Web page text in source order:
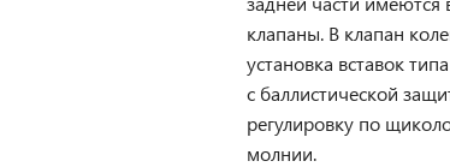
клапаны. В клапан
установка вставок
с баллистической
регулировку по
молнии.